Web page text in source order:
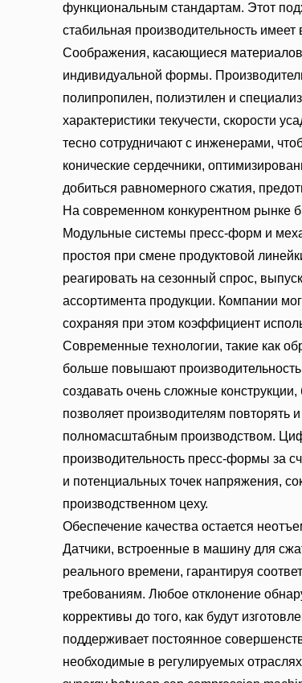
функциональным стандартам. Этот
стабильная производительность
Соображения, касающиеся
индивидуальной формы.
полипропилен, полиэтилен и
характеристики текучести, скорости
тесно сотрудничают с инженерами,
конические сердечники,
добиться равномерного сжатия,
На современном конкурентном рынке
Модульные системы пресс-форм и
простоя при смене продуктовой
реагировать на сезонный спрос,
ассортимента продукции. Компании
сохраняя при этом коэффициент
Современные технологии, такие как
больше повышают
создавать очень сложные
позволяет производителям повторять
полномасштабным производством.
производительность пресс-формы за
и потенциальных точек напряжения,
производственном цеху.
Обеспечение качества остается
Датчики, встроенные в машину для
реального времени, гарантируя
требованиям. Любое отклонение
коррективы до того, как будут
поддерживает постоянное
необходимые в регулируемых